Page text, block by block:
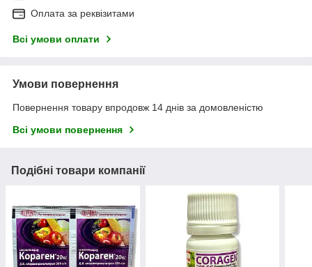
Оплата за реквізитами
Всі умови оплати
Умови повернення
Повернення товару впродовж 14 днів за домовленістю
Всі умови повернення
Подібні товари компанії